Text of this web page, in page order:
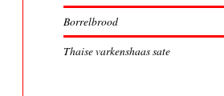
Borrelbrood
Thaise varkenshaas sate